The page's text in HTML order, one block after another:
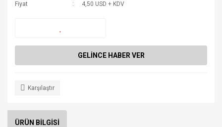
Fiyat
4,50 USD + KDV
GELİNCE HABER VER
Karşılaştır
ÜRÜN BİLGİSİ